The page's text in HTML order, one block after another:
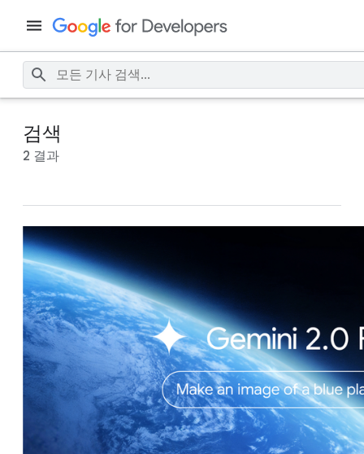
검색
2 결과